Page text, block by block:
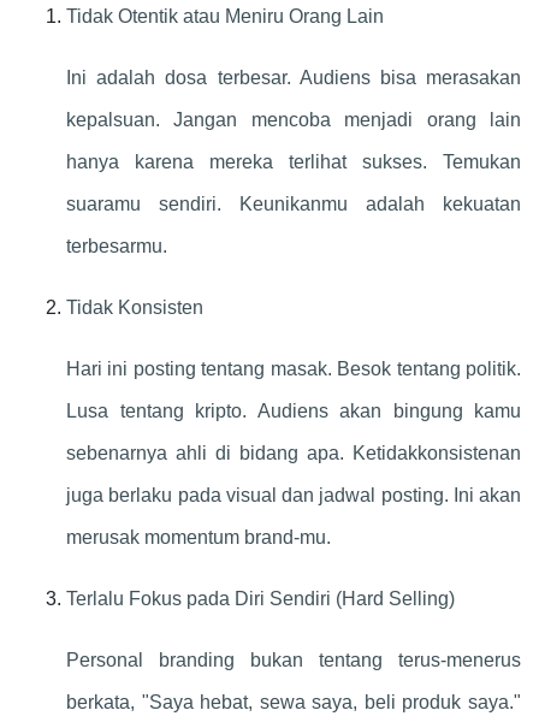
Tidak Otentik atau Meniru Orang Lain
Ini adalah dosa terbesar. Audiens bisa merasakan
kepalsuan. Jangan mencoba menjadi orang lain
hanya karena mereka terlihat sukses. Temukan
suaramu sendiri. Keunikanmu adalah kekuatan
terbesarmu.
Tidak Konsisten
Hari ini posting tentang masak. Besok tentang politik.
Lusa tentang kripto. Audiens akan bingung kamu
sebenarnya ahli di bidang apa. Ketidakkonsistenan
juga berlaku pada visual dan jadwal posting. Ini akan
merusak momentum brand-mu.
Terlalu Fokus pada Diri Sendiri (Hard Selling)
Personal branding bukan tentang terus-menerus
berkata, "Saya hebat, sewa saya, beli produk saya."